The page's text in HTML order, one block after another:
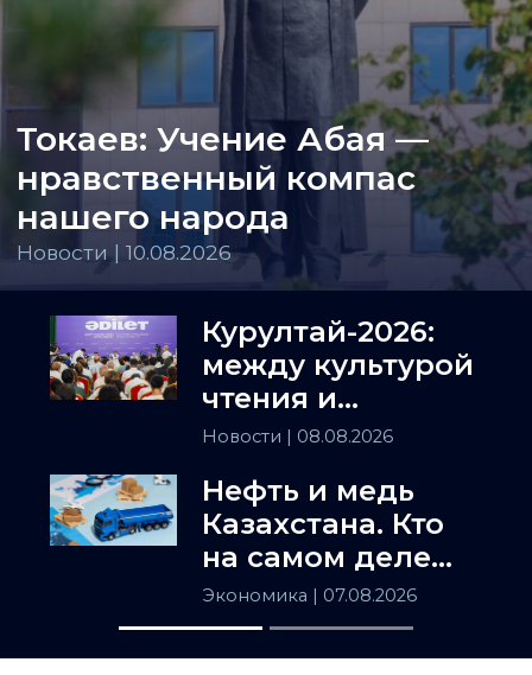
Токаев: Учение Абая —
нравственный компас
нашего народа
Новости | 10.08.2026
Курултай-2026:
между культурой
чтения и
искусством
Новости | 08.08.2026
Нефть и медь
Казахстана. Кто
на самом деле
держит
Центральную
Азию
Экономика | 07.08.2026